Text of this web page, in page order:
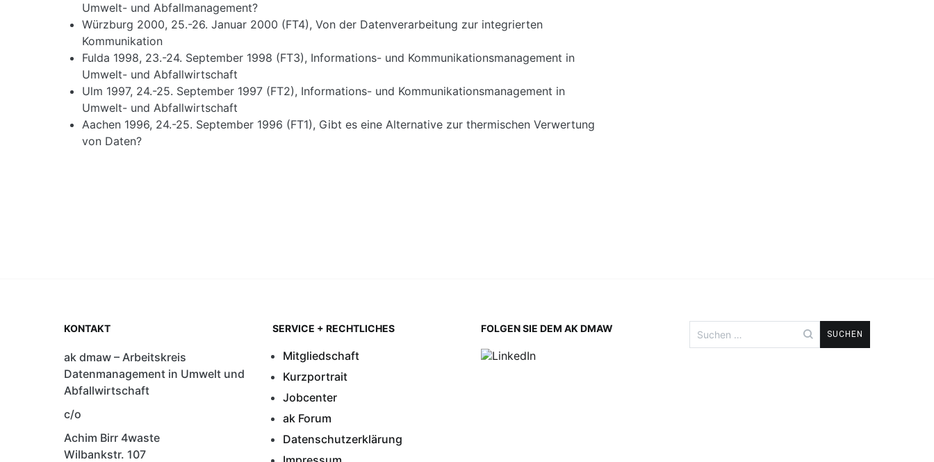
Umwelt- und Abfallmanagement?
Würzburg 2000, 25.-26. Januar 2000 (FT4), Von der Datenverarbeitung zur integrierten
Kommunikation
Fulda 1998, 23.-24. September 1998 (FT3), Informations- und Kommunikationsmanagement in
Umwelt- und Abfallwirtschaft
Ulm 1997, 24.-25. September 1997 (FT2), Informations- und Kommunikationsmanagement in
Umwelt- und Abfallwirtschaft
Aachen 1996, 24.-25. September 1996 (FT1), Gibt es eine Alternative zur thermischen Verwertung
von Daten?
KONTAKT
ak dmaw – Arbeitskreis
Datenmanagement in Umwelt und
Abfallwirtschaft
c/o
Achim Birr 4waste
Wilbankstr. 107
SERVICE + RECHTLICHES
Mitgliedschaft
Kurzportrait
Jobcenter
ak Forum
Datenschutzerklärung
FOLGEN SIE DEM AK DMAW
nach: